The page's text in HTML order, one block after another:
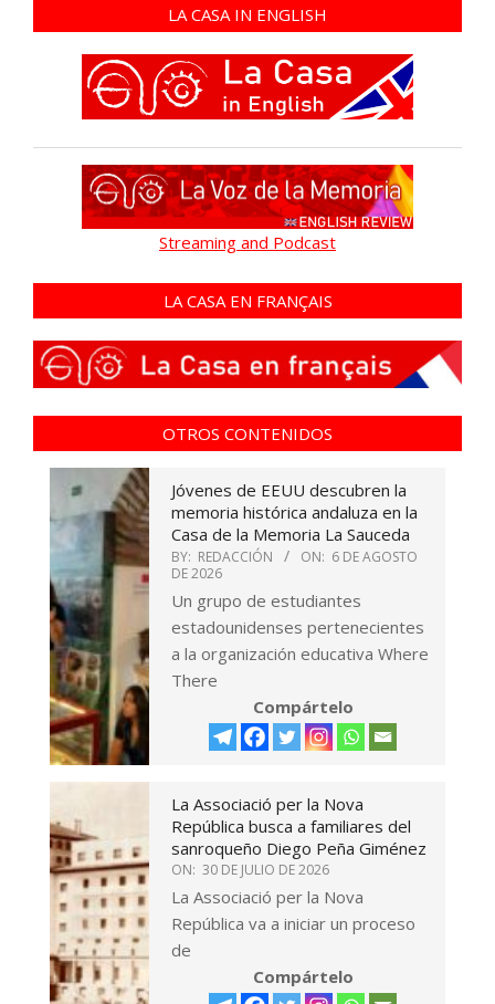
LA CASA IN ENGLISH
Streaming and Podcast
LA CASA EN FRANÇAIS
OTROS CONTENIDOS
Jóvenes de EEUU descubren la
memoria histórica andaluza en la
Casa de la Memoria La Sauceda
BY: REDACCIÓN ON: 6 DE AGOSTO
DE 2026
Un grupo de estudiantes
estadounidenses pertenecientes
a la organización educativa Where
There
Compártelo
La Associació per la Nova
República busca a familiares del
sanroqueño Diego Peña Giménez
ON: 30 DE JULIO DE 2026
La Associació per la Nova
República va a iniciar un proceso
de
Compártelo